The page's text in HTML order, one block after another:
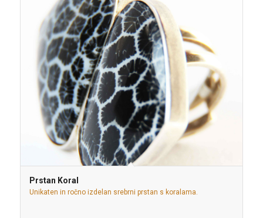
Prstan Koral
Unikaten in ročno izdelan srebrni prstan s koralama.